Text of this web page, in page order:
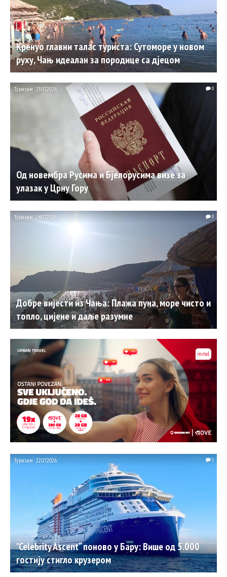
Кренуо главни талас туриста: Сутоморе у новом
руху, Чањ идеалан за породице са дјецом
Од новембра Русима и Бјелорусима визе за
улазак у Црну Гору
Туризам 25.07.2026. 0
Добре вијести из Чања: Плажа пуна, море чисто и
топло, цијене и даље разумне
Туризам 24.07.2026. 0
"Celebrity Ascent“ поново у Бару: Више од 5.000
гостију стигло крузером
Туризам 22.07.2026. 1